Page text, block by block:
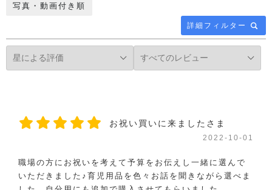
詳細フィルター
写真・動画付き順
お祝い買いに来ましたさま
2022-10-01
職場の方にお祝いを考えて予算をお伝えし一緒に選んで
いただきました♪育児用品を色々お話を聞きながら選べま